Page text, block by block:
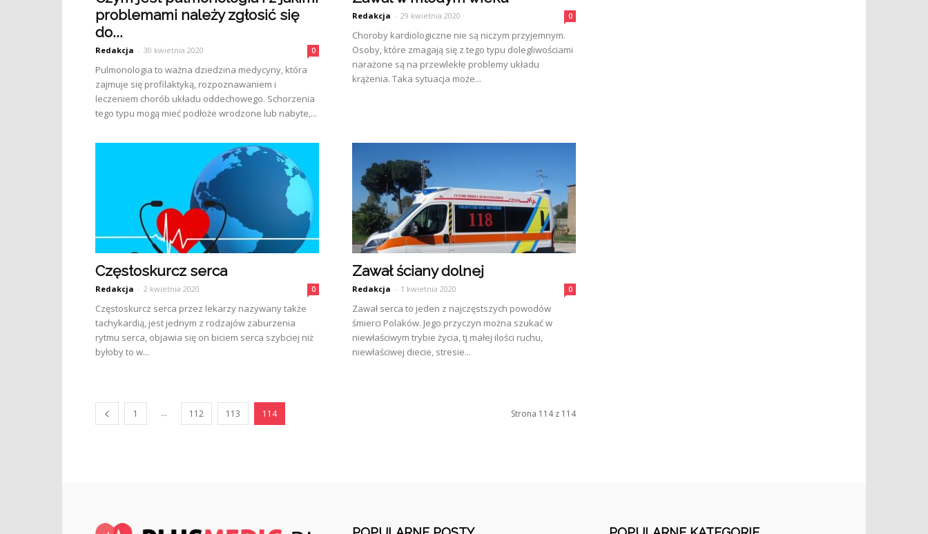
problemami należy zgłosić się
do...
Redakcja - 30 kwietnia 2020 0
Pulmonologia to ważna dziedzina medycyny, która
zajmuje się profilaktyką, rozpoznawaniem i
leczeniem chorób układu oddechowego. Schorzenia
tego typu mogą mieć podłoże wrodzone lub nabyte,...
Redakcja - 29 kwietnia 2020 0
Choroby kardiologiczne nie są niczym przyjemnym.
Osoby, które zmagają się z tego typu dolegliwościami
narażone są na przewlekłe problemy układu
krążenia. Taka sytuacja może...
Częstoskurcz serca
Redakcja - 2 kwietnia 2020 0
Częstoskurcz serca przez lekarzy nazywany także
tachykardią, jest jednym z rodzajów zaburzenia
rytmu serca, objawia się on biciem serca szybciej niż
byłoby to w...
Zawał ściany dolnej
Redakcja - 1 kwietnia 2020 0
Zawał serca to jeden z najczęstszych powodów
śmierci Polaków. Jego przyczyn można szukać w
niewłaściwym trybie życia, tj małej ilości ruchu,
niewłaściwej diecie, stresie...
1 ... 112 113 114 Strona 114 z 114